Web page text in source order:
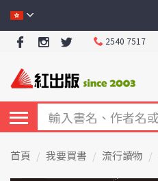
2540 7517
首頁 我要買書 流行讀物